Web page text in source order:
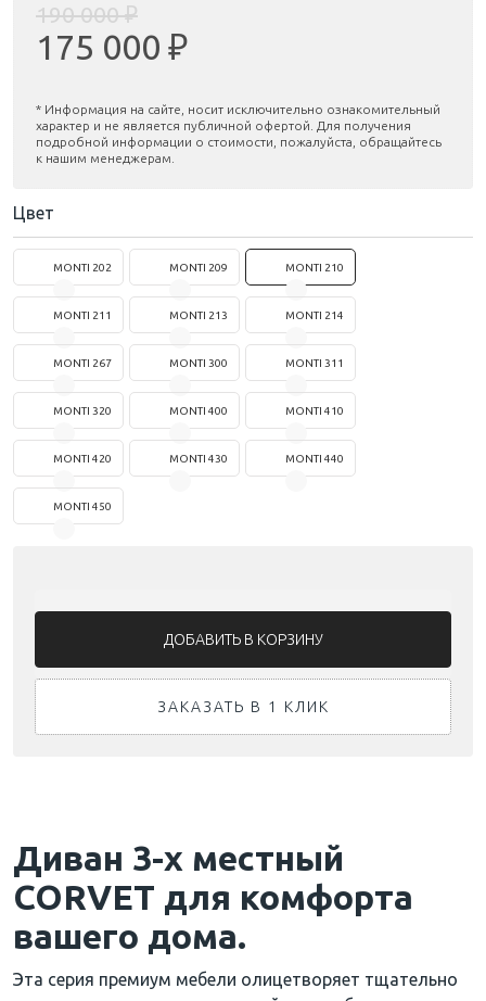
190 000 ₽
175 000 ₽
* Информация на сайте, носит исключительно ознакомительный
характер и не является публичной офертой. Для получения
подробной информации о стоимости, пожалуйста, обращайтесь
к нашим менеджерам.
Цвет
MONTI 202 MONTI 209 MONTI 210
MONTI 211 MONTI 213 MONTI 214
MONTI 267 MONTI 300 MONTI 311
MONTI 320 MONTI 400 MONTI 410
MONTI 420 MONTI 430 MONTI 440
MONTI 450
ЗАКАЗАТЬ В 1 КЛИК
Диван 3-х местный
CORVET для комфорта
вашего дома.
Эта серия премиум мебели олицетворяет тщательно